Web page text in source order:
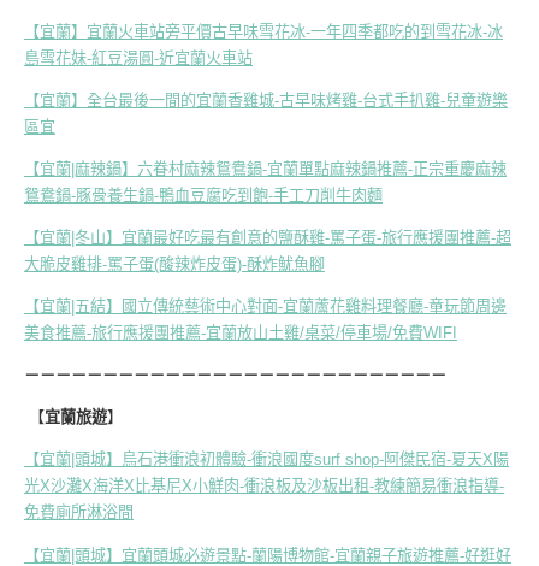
【宜蘭】宜蘭火車站旁平價古早味雪花冰-一年四季都吃的到雪花冰-冰
島雪花妹-紅豆湯圓-近宜蘭火車站
【宜蘭】全台最後一間的宜蘭香雞城-古早味烤雞-台式手扒雞-兒童遊樂
區宜
【宜蘭|麻辣鍋】六眷村麻辣鴛鴦鍋-宜蘭單點麻辣鍋推薦-正宗重慶麻辣
鴛鴦鍋-豚骨養生鍋-鴨血豆腐吃到飽-手工刀削牛肉麵
【宜蘭|冬山】宜蘭最好吃最有創意的鹽酥雞-罵子蛋-旅行應援團推薦-超
大脆皮雞排-罵子蛋(酸辣炸皮蛋)-酥炸魷魚腳
【宜蘭|五結】國立傳統藝術中心對面-宜蘭蘆花雞料理餐廳-童玩節周邊
美食推薦-旅行應援團推薦-宜蘭放山土雞/桌菜/停車場/免費WIFI
－－－－－－－－－－－－－－－－－－－－－－－－－－－
【宜蘭旅遊】
【宜蘭|頭城】烏石港衝浪初體驗-衝浪國度surf shop-阿傑民宿-夏天X陽
光X沙灘X海洋X比基尼X小鮮肉-衝浪板及沙板出租-教練簡易衝浪指導-
免費廁所淋浴間
【宜蘭|頭城】宜蘭頭城必遊景點-蘭陽博物館-宜蘭親子旅遊推薦-好逛好